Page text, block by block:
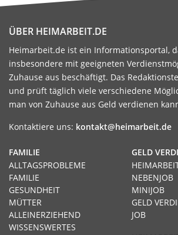
ÜBER HEIMARBEIT.DE
Heimarbeit.de ist ein Informationsportal,
insbesondere mit geeigneten
Zuhause aus beschäftigt. Das
und prüft täglich viele verschiedene
man von Zuhause aus Geld verdienen
Kontaktiere uns: kontakt@heimarbeit.de
GELD
NEBENJOB
MINIJOB
GELD
JOB
FAMILIE
ALLTAGSPROBLEME
FAMILIE
GESUNDHEIT
MÜTTER
ALLEINERZIEHEND
WISSENSWERTES